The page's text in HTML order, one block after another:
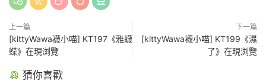
上一篇
[kittyWawa襪小喵] KT197《雅蠛
蝶》在現浏覽
下一篇
[kittyWawa襪小喵] KT199《濕
了》在現浏覽
猜你喜歡